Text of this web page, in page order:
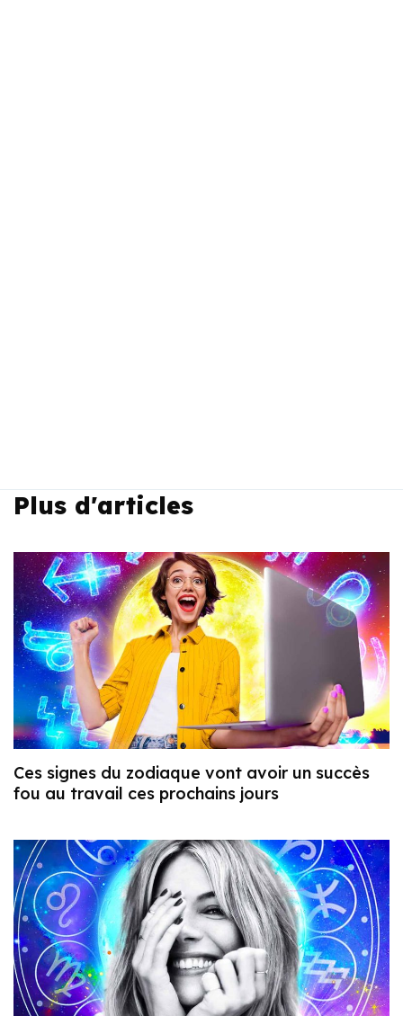
Plus d'articles
Ces signes du zodiaque vont avoir un succès
fou au travail ces prochains jours